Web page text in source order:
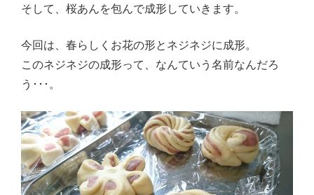
そして、桜あんを包んで成形していきます。
今回は、春らしくお花の形とネジネジに成形。
このネジネジの成形って、なんていう名前なんだろ
う･･･。